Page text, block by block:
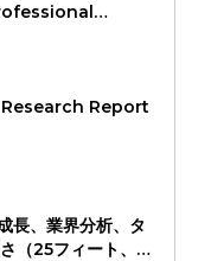
Report
長、業界分析、タ
（25フィート、